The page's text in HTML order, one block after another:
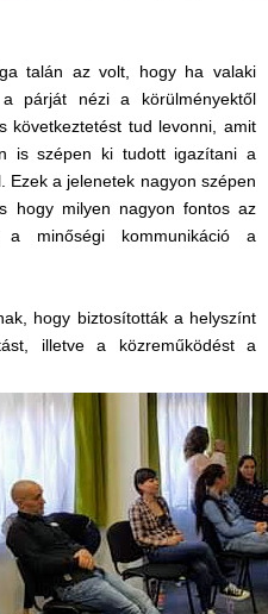
talán az volt, hogy ha valaki
párját nézi a körülményektől
következtetést tud levonni, amit
is szépen ki tudott igazítani a
Ezek a jelenetek nagyon szépen
hogy milyen nagyon fontos az
a minőségi kommunikáció a
hogy biztosították a helyszínt
illetve a közreműködést a